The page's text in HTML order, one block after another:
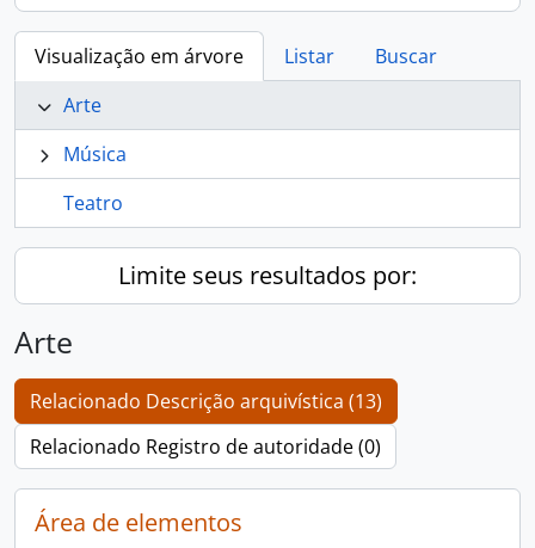
Visualização em árvore Listar
Buscar
Arte
Música
Teatro
Limite seus resultados por:
Arte
Relacionado Descrição arquivística (13)
Relacionado Registro de autoridade (0)
Área de elementos